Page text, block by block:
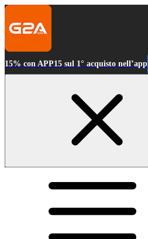
15% con APP15 sul 1° acquisto nell’app